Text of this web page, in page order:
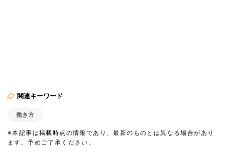
関連キーワード
働き方
※本記事は掲載時点の情報であり、最新のものとは異なる場合があり
ます。予めご了承ください。